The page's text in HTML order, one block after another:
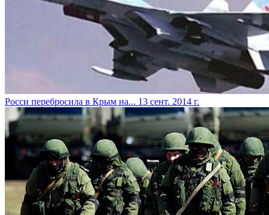
Росси перебросила в Крым на... 13 сент. 2014 г.